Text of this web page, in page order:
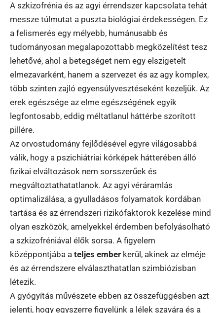
A szkizofrénia és az agyi érrendszer kapcsolata tehát
messze túlmutat a puszta biológiai érdekességen. Ez
a felismerés egy mélyebb, humánusabb és
tudományosan megalapozottabb megközelítést tesz
lehetővé, ahol a betegséget nem egy elszigetelt
elmezavarként, hanem a szervezet és az agy komplex,
több szinten zajló egyensúlyvesztéseként kezeljük. Az
erek egészsége az elme egészségének egyik
legfontosabb, eddig méltatlanul háttérbe szorított
pillére.
Az orvostudomány fejlődésével egyre világosabbá
válik, hogy a pszichiátriai kórképek hátterében álló
fizikai elváltozások nem sorsszerűek és
megváltoztathatatlanok. Az agyi véráramlás
optimalizálása, a gyulladásos folyamatok kordában
tartása és az érrendszeri rizikófaktorok kezelése mind
olyan eszközök, amelyekkel érdemben befolyásolható
a szkizofréniával élők sorsa. A figyelem
középpontjába a teljes ember kerül, akinek az elméje
és az érrendszere elválaszthatatlan szimbiózisban
létezik.
A gyógyítás művészete ebben az összefüggésben azt
jelenti, hogy egyszerre figyelünk a lélek szavára és a